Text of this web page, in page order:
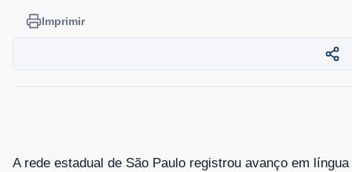
Imprimir
A rede estadual de São Paulo registrou avanço em